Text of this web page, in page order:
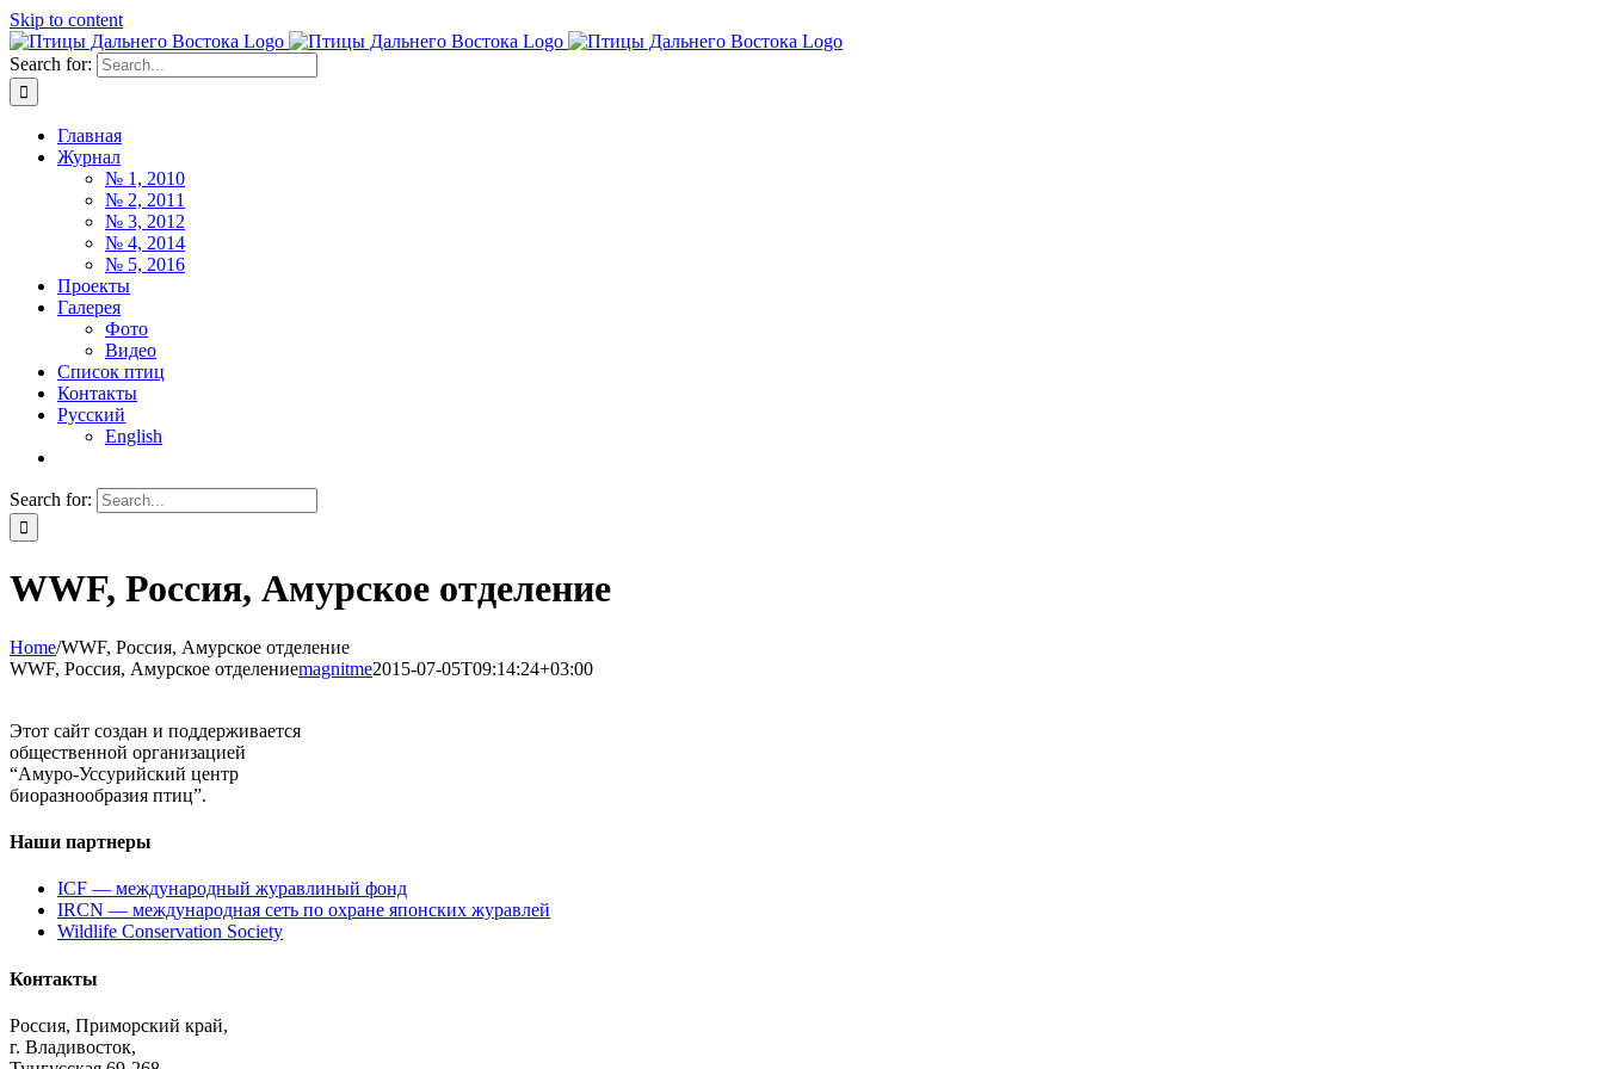
Skip to content
Search for:
Главная
Журнал
№ 1, 2010
№ 2, 2011
№ 3, 2012
№ 4, 2014
№ 5, 2016
Проекты
Галерея
Фото
Видео
Список птиц
Контакты
Русский
English
Search for:
WWF, Россия, Амурское отделение
Home/WWF, Россия, Амурское отделение
WWF, Россия, Амурское отделениеmagnitme2015-07-05T09:14:24+03:00
Этот сайт создан и поддерживается
общественной организацией
“Амуро-Уссурийский центр
биоразнообразия птиц”.
Наши партнеры
ICF — международный журавлиный фонд
IRCN — международная сеть по охране японских журавлей
Wildlife Conservation Society
Контакты
Россия, Приморский край,
г. Владивосток,